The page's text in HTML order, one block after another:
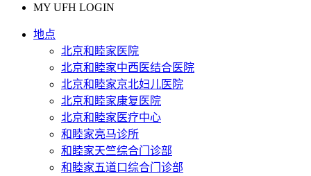
MY UFH LOGIN
地点
北京和睦家医院
北京和睦家中西医结合医院
北京和睦家京北妇儿医院
北京和睦家康复医院
北京和睦家医疗中心
和睦家亮马诊所
和睦家天竺综合门诊部
和睦家五道口综合门诊部